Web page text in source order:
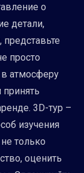
о
детали,
просто
атмосферу
3D-тур –
изучения
только
оценить